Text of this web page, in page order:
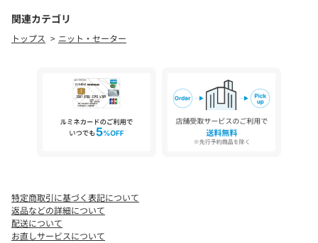
【ホワイト着用アイテム②】〈C.L〉レザーベルト付変形タックパ
ンツ
【ライトグレー着用アイテム】【【お気に入り累計2万超え/全骨
タックワイドパンツ
【ブラック着用アイテム②】ランダム切替フレアスカート
＊＊＊＊＊＊＊＊＊＊＊＊＊＊＊＊＊＊＊＊＊＊
光沢感：なし
＊＊＊＊＊＊＊＊＊＊＊＊＊＊＊＊＊＊＊＊＊＊
関連カテゴリ
トップス ニット・セーター
特定商取引に基づく表記について
返品などの詳細について
配送について
お直しサービスについて